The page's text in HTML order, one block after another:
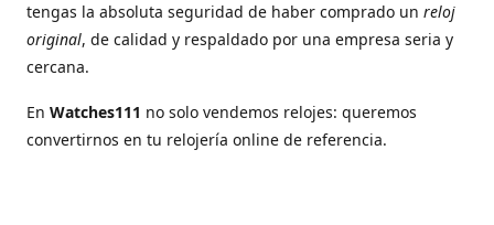
tengas la absoluta seguridad de haber comprado un reloj
original, de calidad y respaldado por una empresa seria y
cercana.
En Watches111 no solo vendemos relojes: queremos
convertirnos en tu relojería online de referencia.